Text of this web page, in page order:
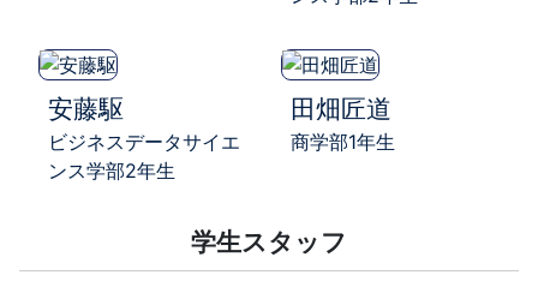
安藤駆
ビジネスデータサイエ
ンス学部2年生
田畑匠道
商学部1年生
学生スタッフ